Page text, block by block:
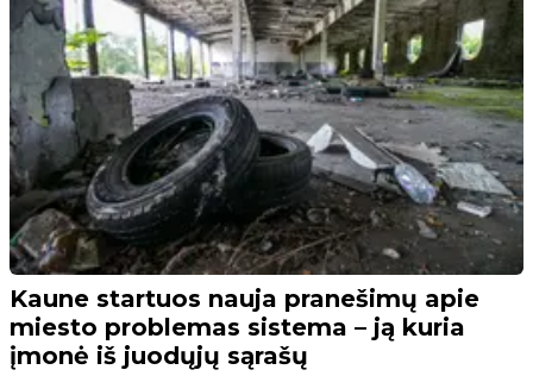
Kaune startuos nauja pranešimų apie
miesto problemas sistema – ją kuria
įmonė iš juodųjų sąrašų